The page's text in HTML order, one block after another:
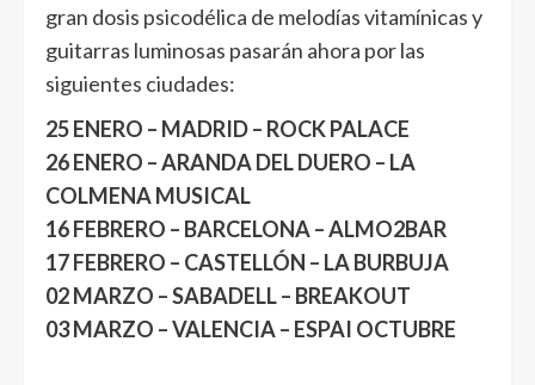
gran dosis psicodélica de melodías vitamínicas y
guitarras luminosas pasarán ahora por las
siguientes ciudades:
25 ENERO – MADRID – ROCK PALACE
26 ENERO – ARANDA DEL DUERO – LA
COLMENA MUSICAL
16 FEBRERO – BARCELONA – ALMO2BAR
17 FEBRERO – CASTELLÓN – LA BURBUJA
02 MARZO – SABADELL – BREAKOUT
03 MARZO – VALENCIA – ESPAI OCTUBRE